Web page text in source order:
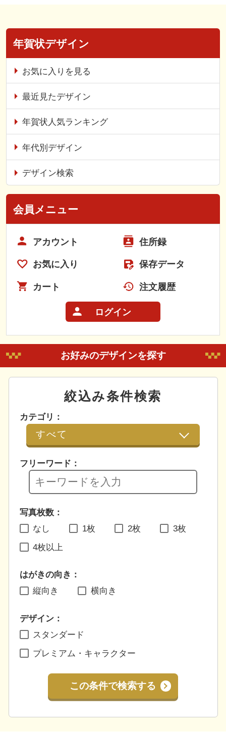
年賀状デザイン
お気に入りを見る
最近見たデザイン
年賀状人気ランキング
年代別デザイン
デザイン検索
会員メニュー
アカウント 住所録
お気に入り 保存データ
カート 注文履歴
ログイン
お好みのデザインを探す
絞込み条件検索
カテゴリ：
フリーワード：
写真枚数：
なし
1枚 2枚 3枚
4枚以上
はがきの向き：
縦向き
横向き
デザイン：
スタンダード
プレミアム・キャラクター
この条件で検索する